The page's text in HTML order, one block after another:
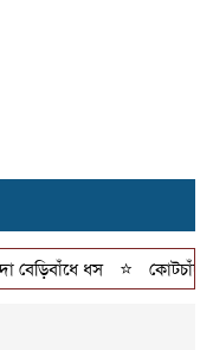
ধস ⭐ কোটচাঁদপুরে